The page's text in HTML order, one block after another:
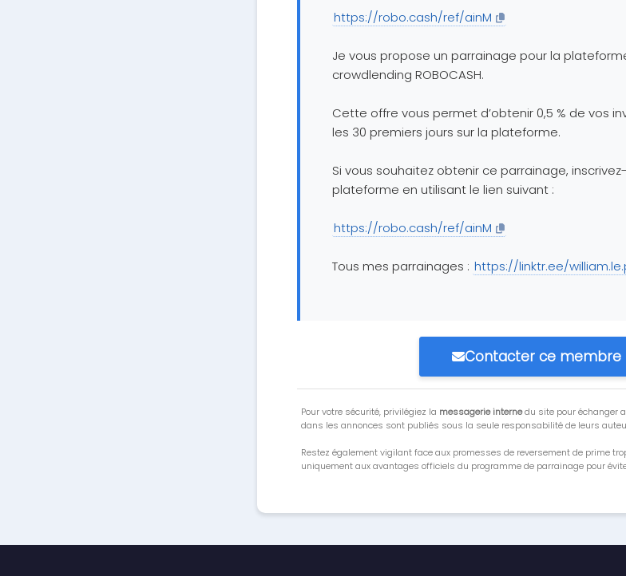
https://robo.cash/ref/ainM
Je vous propose un parrainage pour la
crowdlending ROBOCASH.
Cette offre vous permet d’obtenir 0,5 % de vos
les 30 premiers jours sur la plateforme.
Si vous souhaitez obtenir ce parrainage,
plateforme en utilisant le lien suivant :
https://robo.cash/ref/ainM
Tous mes parrainages : https://linktr.ee/
Contacter ce membre
Pour votre sécurité, privilégiez la messagerie internedu site pour échanger
dans les annonces sont publiés sous la seule responsabilité de leurs
Restez également vigilant face aux promesses de reversement de prime
uniquement aux avantages officiels du programme de parrainage pour